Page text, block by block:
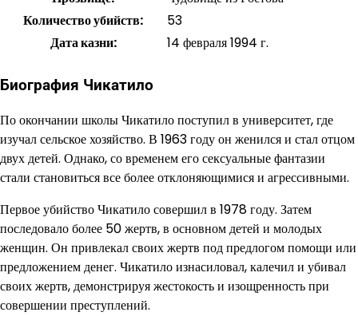
Количество убийств:
53
Дата казни:
14 февраля 1994 г.
Биография Чикатило
По окончании школы Чикатило поступил в университет, где
изучал сельское хозяйство. В 1963 году он женился и стал отцом
двух детей. Однако, со временем его сексуальные фантазии
стали становиться все более отклоняющимися и агрессивными.
Первое убийство Чикатило совершил в 1978 году. Затем
последовало более 50 жертв, в основном детей и молодых
женщин. Он привлекал своих жертв под предлогом помощи или
предложением денег. Чикатило изнасиловал, калечил и убивал
своих жертв, демонстрируя жестокость и изощренность при
совершении преступлений.